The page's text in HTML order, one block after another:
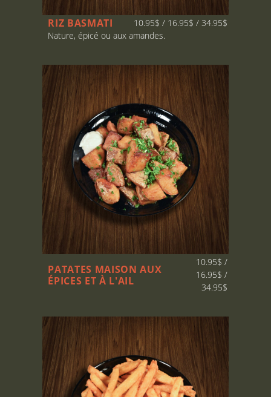
RIZ BASMATI
10.95$ / 16.95$ / 34.95$
Nature, épicé ou aux amandes.
PATATES MAISON AUX
ÉPICES ET À L'AIL
10.95$ /
16.95$ /
34.95$